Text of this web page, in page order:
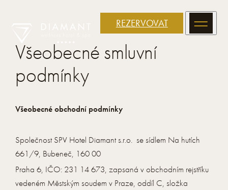
REZERVOVAT
Všeobecné smluvní
podmínky
Všeobecné obchodní podmínky
Společnost SPV Hotel Diamant s.r.o. se sídlem Na hutích
661/9, Bubeneč, 160 00
Praha 6, IČO: 231 14 673, zapsaná v obchodním rejstříku
vedeném Městským soudem v Praze, oddíl C, složka